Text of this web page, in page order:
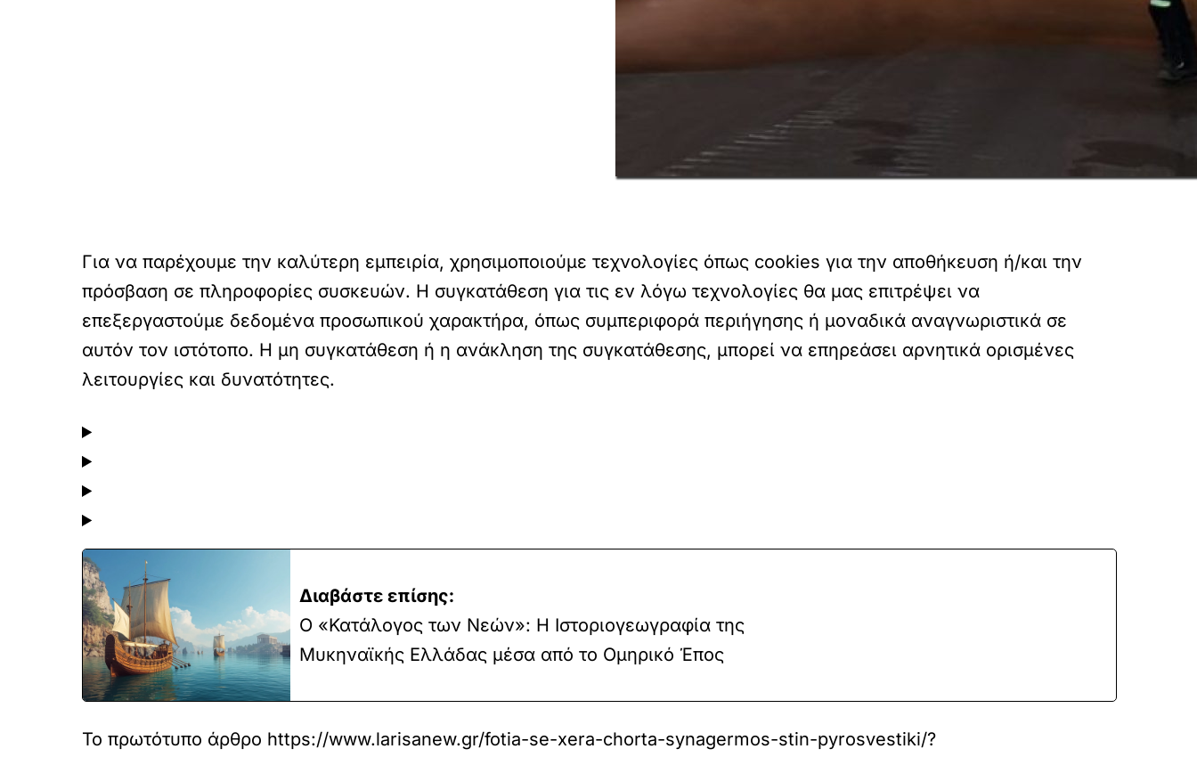
Για να παρέχουμε την καλύτερη εμπειρία, χρησιμοποιούμε τεχνολογίες όπως cookies για την αποθήκευση ή/και την
πρόσβαση σε πληροφορίες συσκευών. Η συγκατάθεση για τις εν λόγω τεχνολογίες θα μας επιτρέψει να
επεξεργαστούμε δεδομένα προσωπικού χαρακτήρα, όπως συμπεριφορά περιήγησης ή μοναδικά αναγνωριστικά σε
αυτόν τον ιστότοπο. Η μη συγκατάθεση ή η ανάκληση της συγκατάθεσης, μπορεί να επηρεάσει αρνητικά ορισμένες
λειτουργίες και δυνατότητες.
Διαβάστε επίσης:
Ο «Κατάλογος των Νεών»: Η Ιστοριογεωγραφία της
Μυκηναϊκής Ελλάδας μέσα από το Ομηρικό Έπος
Το πρωτότυπο άρθρο https://www.larisanew.gr/fotia-se-xera-chorta-synagermos-stin-pyrosvestiki/?